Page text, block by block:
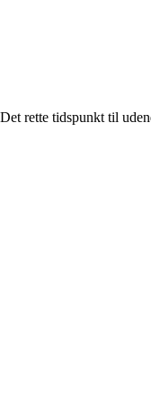
Det rette tidspunkt til